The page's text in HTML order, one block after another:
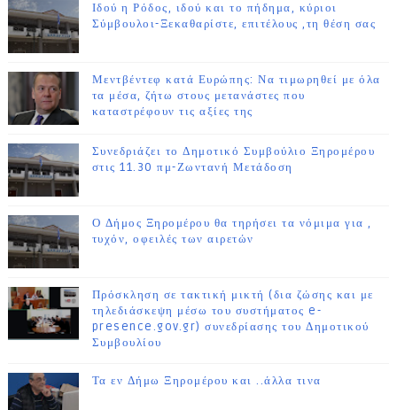
Ιδού η Ρόδος, ιδού και το πήδημα, κύριοι
Σύμβουλοι-Ξεκαθαρίστε, επιτέλους ,τη θέση σας
Μεντβέντεφ κατά Ευρώπης: Να τιμωρηθεί με όλα
τα μέσα, ζήτω στους μετανάστες που
καταστρέφουν τις αξίες της
Συνεδριάζει το Δημοτικό Συμβούλιο Ξηρομέρου
στις 11.30 πμ-Ζωντανή Μετάδοση
Ο Δήμος Ξηρομέρου θα τηρήσει τα νόμιμα για ,
τυχόν, οφειλές των αιρετών
Πρόσκληση σε τακτική μικτή (δια ζώσης και με
τηλεδιάσκεψη μέσω του συστήματος e-
presence.gov.gr) συνεδρίασης του Δημοτικού
Συμβουλίου
Τα εν Δήμω Ξηρομέρου και ..άλλα τινα